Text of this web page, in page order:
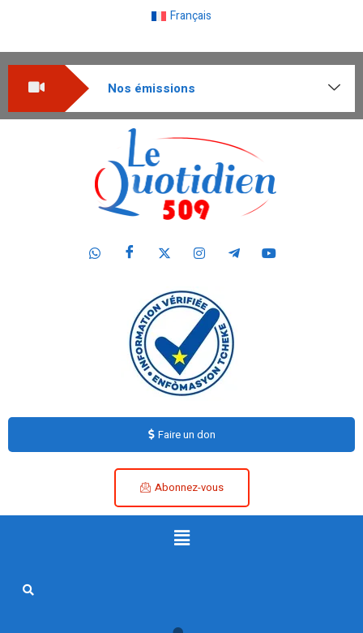
Français
Nos émissions
Faire un don
Abonnez-vous